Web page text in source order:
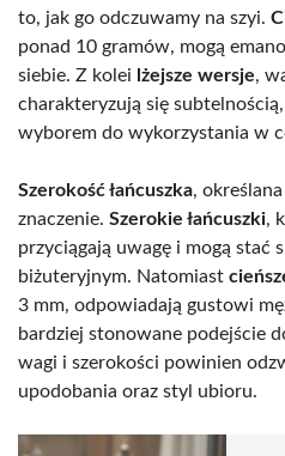
to, jak go odczuwamy na szyi.
ponad 10 gramów, mogą
siebie. Z kolei lżejsze wersje,
charakteryzują się
wyborem do wykorzystania w
Szerokość łańcuszka,
znaczenie. Szerokie łańcuszki,
przyciągają uwagę i mogą stać
biżuteryjnym. Natomiast
3 mm, odpowiadają gustowi
bardziej stonowane podejście
wagi i szerokości powinien
upodobania oraz styl ubioru.